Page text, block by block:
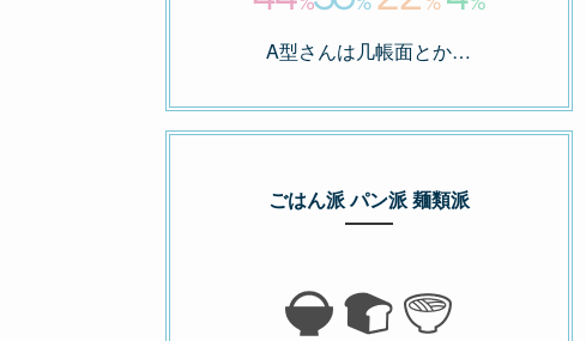
A型さんは几帳面とか…
ごはん派 パン派 麺類派